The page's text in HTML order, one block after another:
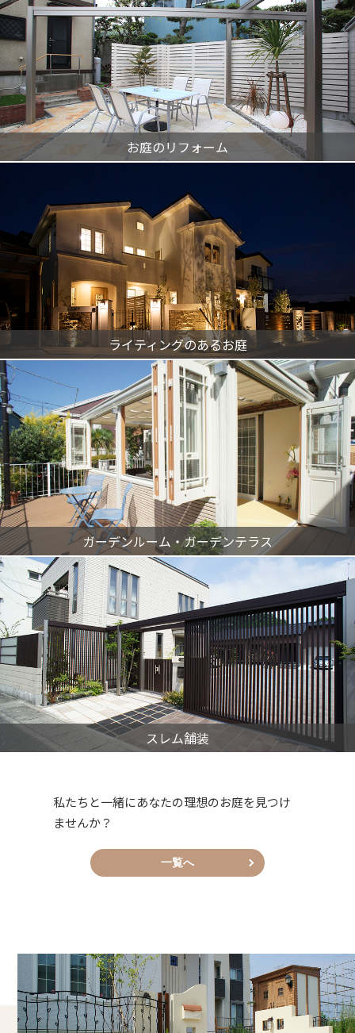
お庭のリフォーム
ライティングのあるお庭
ガーデンルーム・ガーデンテラス
スレム舗装
私たちと一緒にあなたの理想のお庭を見つけ
ませんか？
一覧へ